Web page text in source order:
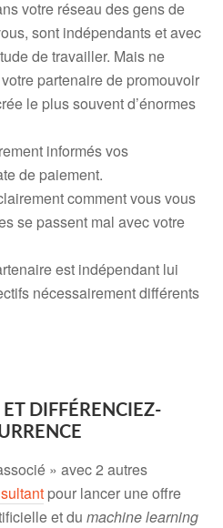
votre réseau des gens de
sont indépendants et avec
de travailler. Mais ne
partenaire de promouvoir
le plus souvent d’énormes
informés vos
de paiement.
comment vous vous
se passent mal avec votre
est indépendant lui
nécessairement différents
ET DIFFÉRENCIEZ-
» avec 2 autres
pour lancer une offre
et dumachine learning